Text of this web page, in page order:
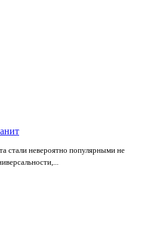
стали невероятно популярными не